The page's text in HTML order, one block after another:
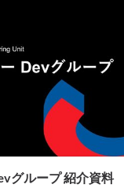
グループ 紹介資料